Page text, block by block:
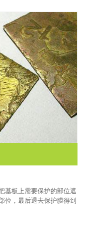
基板上需要保护的部位遮
位，最后退去保护膜得到